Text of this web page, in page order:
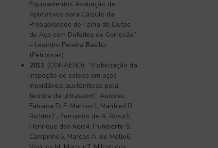
Equipamentos Avaliação de
Aplicativos para Cálculo da
Probabilidade de Falha de Dutos
de Aço com Defeitos de Corrosão”
– Leandro Pereira Basílio
(Petrobras)
2011 (CONAEND): “Viabilização da
inspeção de soldas em aços
inoxidáveis austeníticos pela
técnica de ultrassom”. Autores:
Fabiana D. F. Martins1, Manfred R.
Richter2 , Fernando de A. Rosa3,
Henrique dos Reis4, Humberto S.
Campinho5, Marcos A. de Mello6,